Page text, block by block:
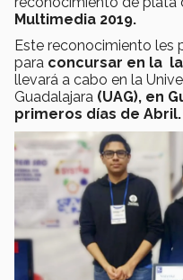
Multimedia 2019.
Este reconocimiento les
para concursar en la
llevará a cabo en la
Guadalajara (UAG), en
primeros días de Abril.